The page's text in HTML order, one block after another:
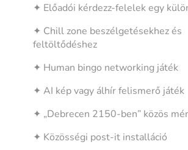
✦ Előadói kérdezz-felelek egy
✦ Chill zone beszélgetésekhez és
feltöltődéshez
✦ Human bingo networking játék
✦ AI kép vagy álhír felismerő játék
✦ „Debrecen 2150-ben” közös
✦ Közösségi post-it installáció